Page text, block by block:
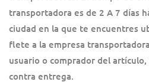
transportadora es de 2 A 7 días
ciudad en la que te encuentres
flete a la empresa
usuario o comprador del
contra entrega.